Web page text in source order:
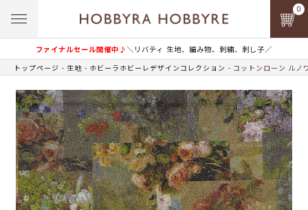
ファイナルセール開催中♪＼リバティ 生地、編み物、刺繍、刺し子／
0
トップページ 生地 ホビーラホビーレデザインコレクション コットンローン ルノ